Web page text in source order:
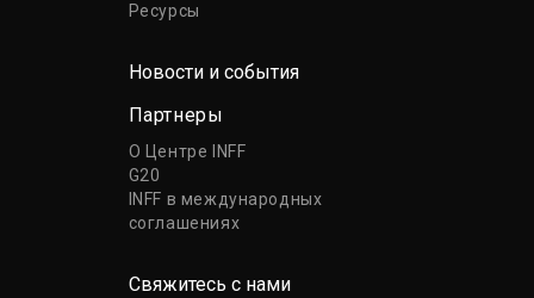
Ресурсы
Новости и события
Партнеры
О Центре INFF
G20
INFF в международных
соглашениях
Свяжитесь с нами